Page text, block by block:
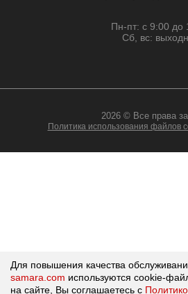
Для повышения качества
samara.com используются cookie-
на сайте, Вы соглашаетесь с
Пн-пт: с 9:00 до
Сб, вс:
2026 © Все права
Политика использования файлов